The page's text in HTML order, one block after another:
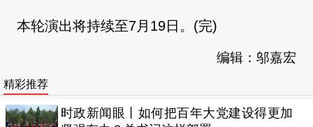
本轮演出将持续至7月19日。(完)
编辑：邬嘉宏
精彩推荐